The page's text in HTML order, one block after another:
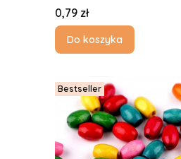
Cena
0,79 zł
Do koszyka
Bestseller